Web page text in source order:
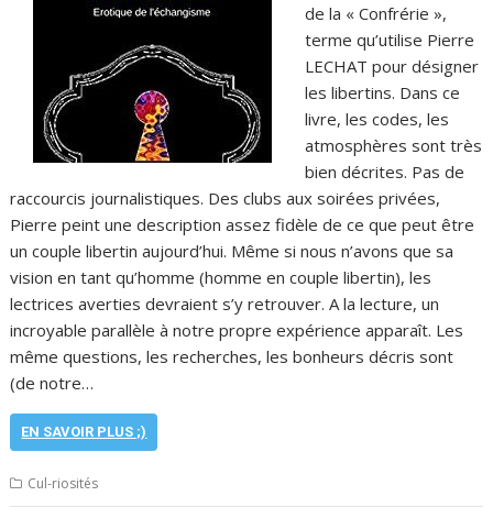
de la « Confrérie »,
terme qu’utilise Pierre
LECHAT pour désigner
les libertins. Dans ce
livre, les codes, les
atmosphères sont très
bien décrites. Pas de
raccourcis journalistiques. Des clubs aux soirées privées,
Pierre peint une description assez fidèle de ce que peut être
un couple libertin aujourd’hui. Même si nous n’avons que sa
vision en tant qu’homme (homme en couple libertin), les
lectrices averties devraient s’y retrouver. A la lecture, un
incroyable parallèle à notre propre expérience apparaît. Les
même questions, les recherches, les bonheurs décris sont
(de notre…
EN SAVOIR PLUS ;)
Cul-riosités